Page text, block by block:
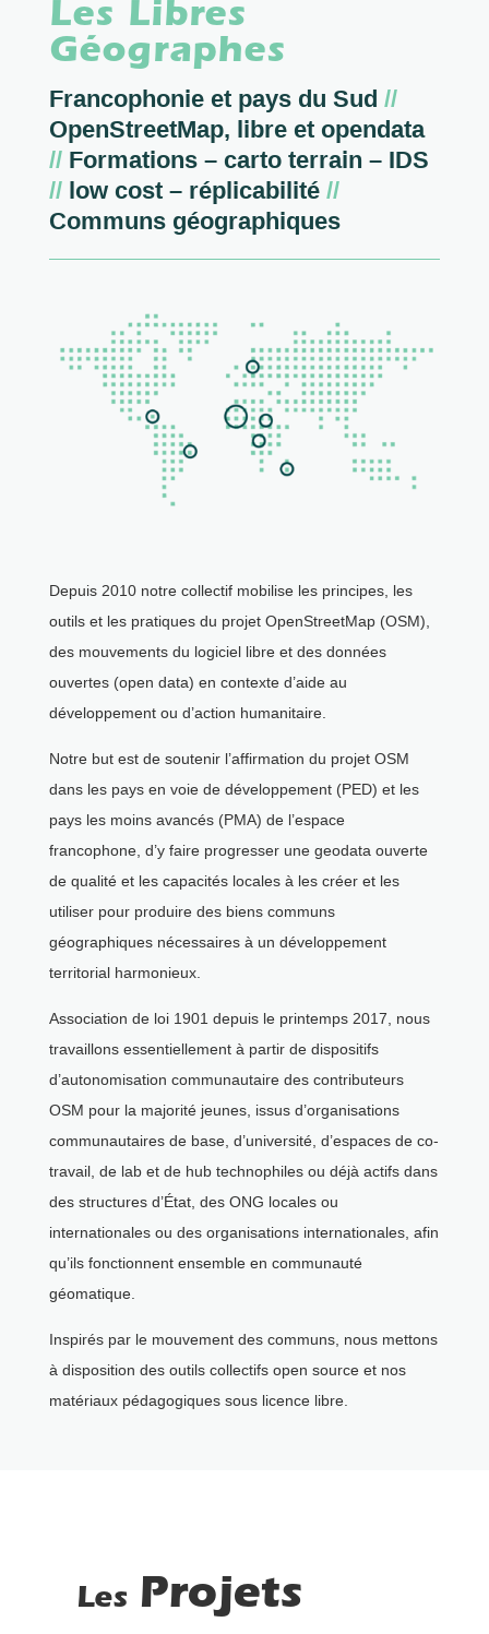
Les Libres
Géographes
Francophonie et pays du Sud //
OpenStreetMap, libre et opendata
//Formations – carto terrain – IDS
//low cost – réplicabilité //
Communs géographiques
Depuis 2010 notre collectif mobilise les principes, les
outils et les pratiques du projet OpenStreetMap (OSM),
des mouvements du logiciel libre et des données
ouvertes (open data) en contexte d’aide au
développement ou d’action humanitaire.
Notre but est de soutenir l’affirmation du projet OSM
dans les pays en voie de développement (PED) et les
pays les moins avancés (PMA) de l’espace
francophone, d’y faire progresser une geodata ouverte
de qualité et les capacités locales à les créer et les
utiliser pour produire des biens communs
géographiques nécessaires à un développement
territorial harmonieux.
Association de loi 1901 depuis le printemps 2017, nous
travaillons essentiellement à partir de dispositifs
d’autonomisation communautaire des contributeurs
OSM pour la majorité jeunes, issus d’organisations
communautaires de base, d’université, d’espaces de co-
travail, de lab et de hub technophiles ou déjà actifs dans
des structures d’État, des ONG locales ou
internationales ou des organisations internationales, afin
qu’ils fonctionnent ensemble en communauté
géomatique.
Inspirés par le mouvement des communs, nous mettons
à disposition des outils collectifs open source et nos
matériaux pédagogiques sous licence libre.
Les Projets